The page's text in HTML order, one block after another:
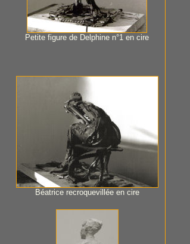
Petite figure de Delphine n°1 en cire
Béatrice recroquevillée en cire